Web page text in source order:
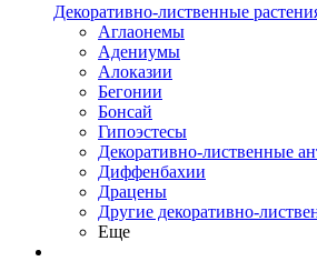
Декоративно-лиственные
Аглаонемы
Адениумы
Алоказии
Бегонии
Бонсай
Гипоэстесы
Декоративно-лиственные
Диффенбахии
Драцены
Другие декоративно-
Еще